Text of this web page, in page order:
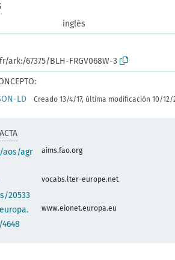
inglés
67375/BLH-FRGV068W-3
LD Creado 13/4/17, última modificación 10/12/
aos/agr
aims.fao.org
20533
vocabs.lter-europe.net
www.eionet.europa.eu